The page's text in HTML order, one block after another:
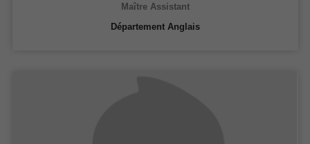
Maître Assistant
Département Anglais